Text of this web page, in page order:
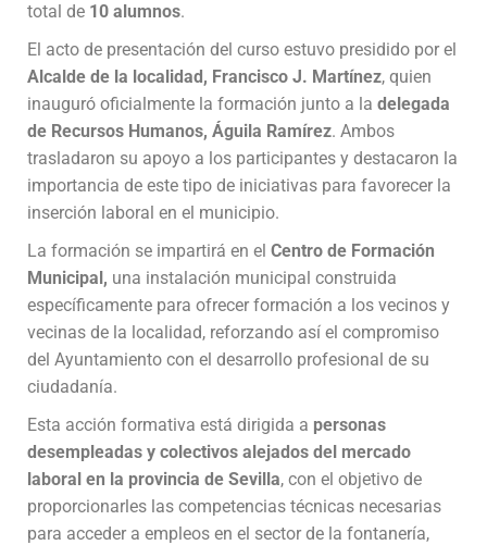
total de 10 alumnos.
El acto de presentación del curso estuvo presidido por el
Alcalde de la localidad, Francisco J. Martínez, quien
inauguró oficialmente la formación junto a la delegada
de Recursos Humanos, Águila Ramírez. Ambos
trasladaron su apoyo a los participantes y destacaron la
importancia de este tipo de iniciativas para favorecer la
inserción laboral en el municipio.
La formación se impartirá en el Centro de Formación
Municipal, una instalación municipal construida
específicamente para ofrecer formación a los vecinos y
vecinas de la localidad, reforzando así el compromiso
del Ayuntamiento con el desarrollo profesional de su
ciudadanía.
Esta acción formativa está dirigida a personas
desempleadas y colectivos alejados del mercado
laboral en la provincia de Sevilla, con el objetivo de
proporcionarles las competencias técnicas necesarias
para acceder a empleos en el sector de la fontanería,